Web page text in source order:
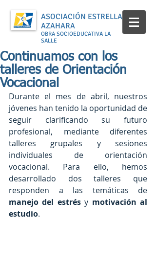
ASOCIACIÓN ESTRELLA
AZAHARA
OBRA SOCIOEDUCATIVA LA
SALLE
Continuamos con los
talleres de Orientación
Vocacional
Durante el mes de abril, nuestros
jóvenes han tenido la oportunidad de
seguir clarificando su futuro
profesional, mediante diferentes
talleres grupales y sesiones
individuales de orientación
vocacional. Para ello, hemos
desarrollado dos talleres que
manejo del estrés y motivación al
estudio.